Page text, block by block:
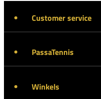
Customer service
PassaTennis
Winkels